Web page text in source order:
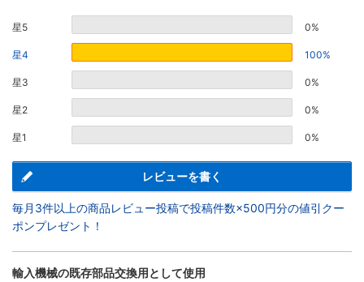
星5 0%
星4 100%
星3 0%
星2 0%
星1 0%
レビューを書く
毎月3件以上の商品レビュー投稿で投稿件数×500円分の値引クー
ポンプレゼント！
輸入機械の既存部品交換用として使用